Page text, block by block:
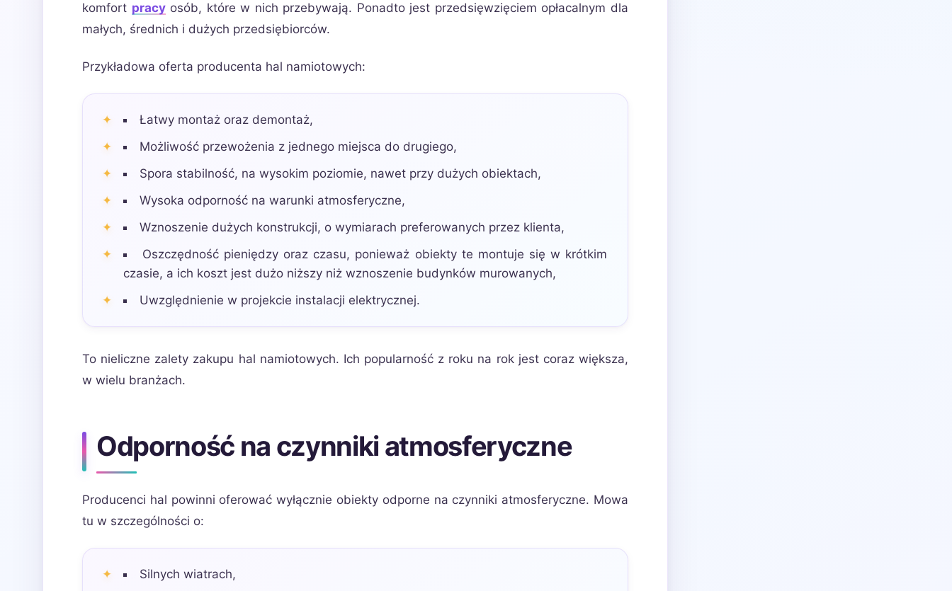
komfort pracyosób, które w nich przebywają. Ponadto jest przedsięwzięciem opłacalnym dla
małych, średnich i dużych przedsiębiorców.
Przykładowa oferta producenta hal namiotowych:
Łatwy montaż oraz demontaż,
Możliwość przewożenia z jednego miejsca do drugiego,
Spora stabilność, na wysokim poziomie, nawet przy dużych obiektach,
Wysoka odporność na warunki atmosferyczne,
Wznoszenie dużych konstrukcji, o wymiarach preferowanych przez klienta,
Oszczędność pieniędzy oraz czasu, ponieważ obiekty te montuje się w krótkim
czasie, a ich koszt jest dużo niższy niż wznoszenie budynków murowanych,
Uwzględnienie w projekcie instalacji elektrycznej.
To nieliczne zalety zakupu hal namiotowych. Ich popularność z roku na rok jest coraz większa,
w wielu branżach.
Odporność na czynniki atmosferyczne
Producenci hal powinni oferować wyłącznie obiekty odporne na czynniki atmosferyczne. Mowa
tu w szczególności o:
Silnych wiatrach,